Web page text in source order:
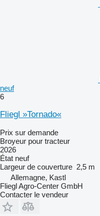
neuf
6
Fliegl »Tornado«
Prix sur demande
Broyeur pour tracteur
2026
État neuf
Largeur de couverture 2,5 m
Allemagne, Kastl
Fliegl Agro-Center GmbH
Contacter le vendeur